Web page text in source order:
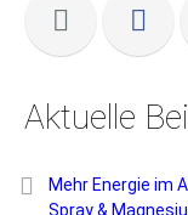
Aktuelle
Mehr Energie im
Spray &